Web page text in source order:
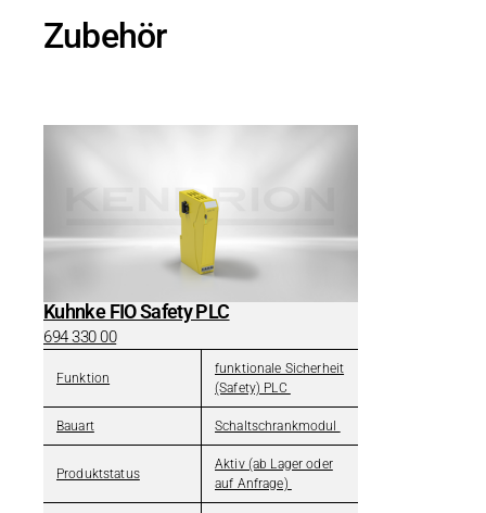
Zubehör
Kuhnke FIO Safety PLC
694 330 00
Funktion
funktionale Sicherheit
(Safety) PLC
Bauart Schaltschrankmodul
Produktstatus
Aktiv (ab Lager oder
auf Anfrage)